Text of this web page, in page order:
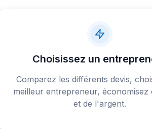
Choisissez un
Comparez les différents devis,
meilleur entrepreneur, économisez
et de l'argent.